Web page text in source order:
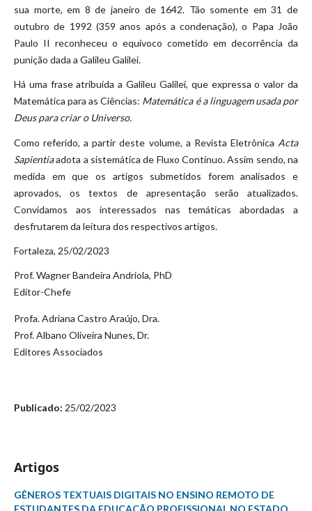
sua morte, em 8 de janeiro de 1642. Tão somente em 31 de
outubro de 1992 (359 anos após a condenação), o Papa João
Paulo II reconheceu o equívoco cometido em decorrência da
punição dada a Galileu Galilei.
Há uma frase atribuída a Galileu Galilei, que expressa o valor da
Matemática para as Ciências: Matemática é a linguagem usada por
Deus para criar o Universo.
Como referido, a partir deste volume, a Revista Eletrônica Acta
Sapientiaadota a sistemática de Fluxo Contínuo. Assim sendo, na
medida em que os artigos submetidos forem analisados e
aprovados, os textos de apresentação serão atualizados.
Convidamos aos interessados nas temáticas abordadas a
desfrutarem da leitura dos respectivos artigos.
Fortaleza, 25/02/2023
Prof. Wagner Bandeira Andriola, PhD
Editor-Chefe
Profa. Adriana Castro Araújo, Dra.
Prof. Albano Oliveira Nunes, Dr.
Editores Associados
Publicado: 25/02/2023
Artigos
GÊNEROS TEXTUAIS DIGITAIS NO ENSINO REMOTO DE